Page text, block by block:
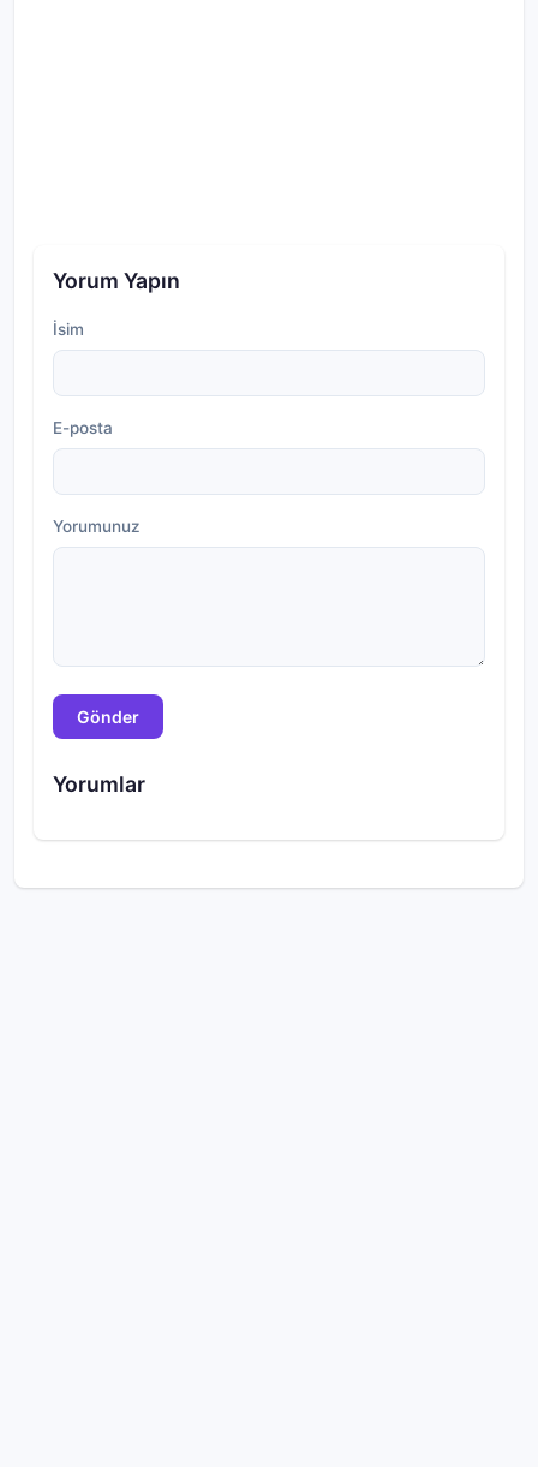
Yorum Yapın
İsim
E-posta
Yorumunuz
Gönder
Yorumlar